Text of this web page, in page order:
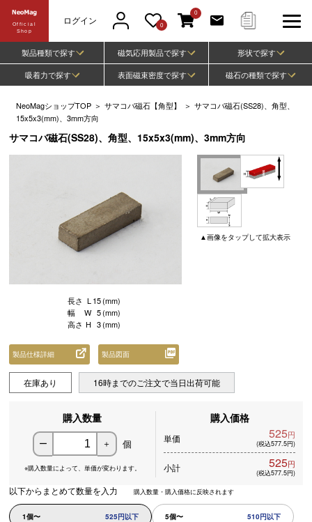
Official
Shop
ログイン 0
0
製品種類で探す 磁気応用製品で探す
形状で探す
吸着力で探す
表面磁束密度で探す 磁石の種類で探す
NeoMagショップTOP ＞ サマコバ磁石【角型】 ＞ サマコバ磁石(SS28)、角型、
15x5x3(mm)、3mm方向
サマコバ磁石(SS28)、角型、15x5x3(mm)、3mm方向
▲画像をタップして拡大表示
長さ L 15(mm)
幅
W 5(mm)
高さ H 3(mm)
製品仕様詳細 製品図面
在庫あり 16時までのご注文で当日出荷可能
購入数量
ー ＋ 個
※購入数量によって、 単価が変わります。
購入価格
単価 525円
(税込577.5円)
小計 525円
(税込577.5円)
以下からまとめて数量を入力 購入数量・購入価格に反映されます
1個〜 525円以下 5個〜 510円以下